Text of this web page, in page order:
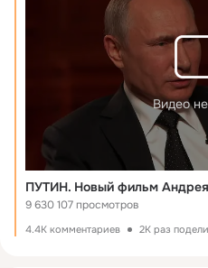
Видео
ПУТИН. Новый фильм
9 630 107 просмотров
4.4K комментариев 2K раз